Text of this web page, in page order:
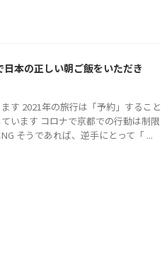
日本の正しい朝ご飯をいただき
す 2021年の旅行は「予約」すること
います コロナで京都での行動は制限
そうであれば、逆手にとって「 ...